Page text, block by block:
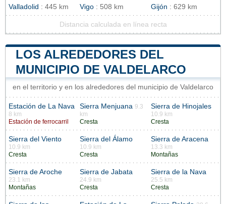
Valladolid : 445 km Vigo : 508 km Gijón : 629 km
Distancia calculada en línea recta
LOS ALREDEDORES DEL
MUNICIPIO DE VALDELARCO
en el territorio y en los alrededores del municipio de Valdelarco
Estación de La Nava
8 km
Estación de ferrocarril
Sierra Menjuana 9.3
km
Cresta
Sierra de Hinojales
10.9 km
Cresta
Sierra del Viento
10.9 km
Cresta
Sierra del Álamo
10.9 km
Cresta
Sierra de Aracena
13.3 km
Montañas
Sierra de Aroche
23.1 km
Montañas
Sierra de Jabata
24.9 km
Cresta
Sierra de la Nava
25.5 km
Cresta